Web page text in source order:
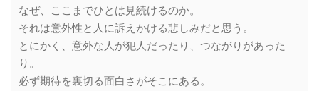
なぜ、ここまでひとは見続けるのか。
それは意外性と人に訴えかける悲しみだと思う。
とにかく、意外な人が犯人だったり、つながりがあった
り。
必ず期待を裏切る面白さがそこにある。